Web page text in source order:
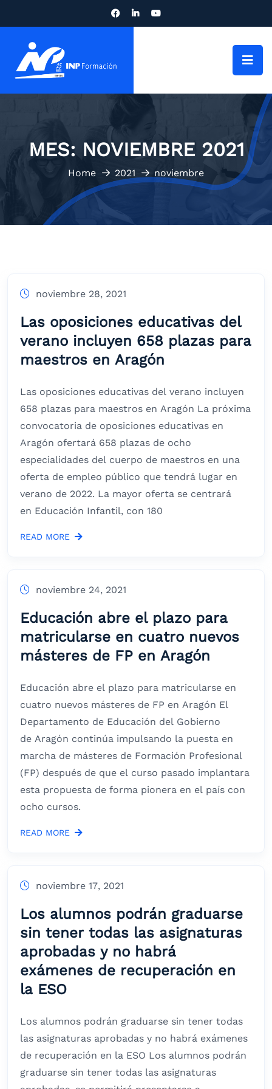
MES: NOVIEMBRE 2021
Home 2021 noviembre
noviembre 28, 2021
Las oposiciones educativas del
verano incluyen 658 plazas para
maestros en Aragón
Las oposiciones educativas del verano incluyen
658 plazas para maestros en Aragón La próxima
convocatoria de oposiciones educativas en
Aragón ofertará 658 plazas de ocho
especialidades del cuerpo de maestros en una
oferta de empleo público que tendrá lugar en
verano de 2022. La mayor oferta se centrará
en Educación Infantil, con 180
READ MORE
noviembre 24, 2021
Educación abre el plazo para
matricularse en cuatro nuevos
másteres de FP en Aragón
Educación abre el plazo para matricularse en
cuatro nuevos másteres de FP en Aragón El
Departamento de Educación del Gobierno
de Aragón continúa impulsando la puesta en
marcha de másteres de Formación Profesional
(FP) después de que el curso pasado implantara
esta propuesta de forma pionera en el país con
ocho cursos.
READ MORE
noviembre 17, 2021
Los alumnos podrán graduarse
sin tener todas las asignaturas
aprobadas y no habrá
exámenes de recuperación en
la ESO
Los alumnos podrán graduarse sin tener todas
las asignaturas aprobadas y no habrá exámenes
de recuperación en la ESO Los alumnos podrán
graduarse sin tener todas las asignaturas